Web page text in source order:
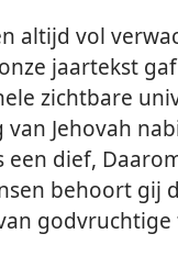
altijd vol
jaartekst
zichtbare
Jehovah
dief,
behoort gij